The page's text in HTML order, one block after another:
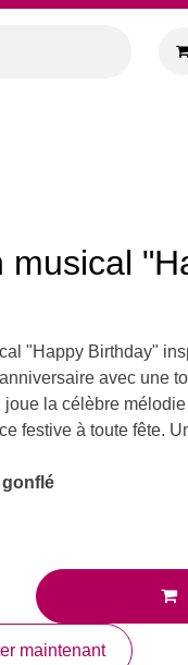
Story
musical
"Happy Birthday"
un anniversaire
le bputon , il joue
ajoutant une
pour les fans de Toy
gonflé
maintenant